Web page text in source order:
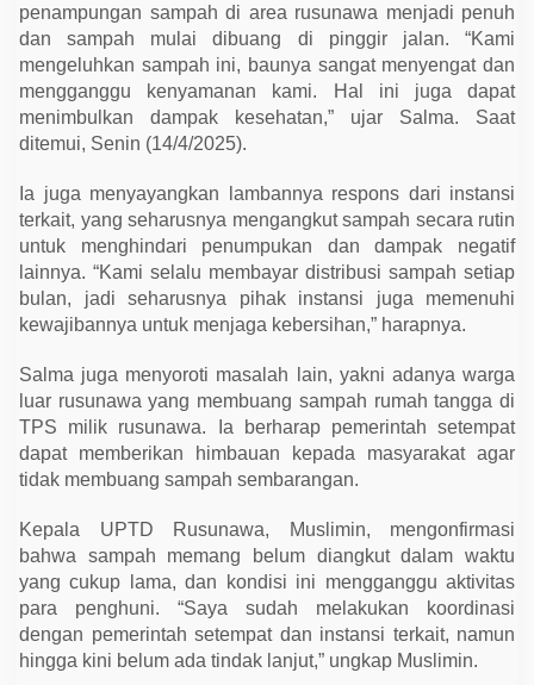
r
j
a
n
i
A
k
a
S
g
a
A
g
u
t
penampungan sampah di area rusunawa menjadi penuh
dan sampah mulai dibuang di pinggir jalan. “Kami
mengeluhkan sampah ini, baunya sangat menyengat dan
mengganggu kenyamanan kami. Hal ini juga dapat
menimbulkan dampak kesehatan,” ujar Salma. Saat
ditemui, Senin (14/4/2025).
Ia juga menyayangkan lambannya respons dari instansi
terkait, yang seharusnya mengangkut sampah secara rutin
untuk menghindari penumpukan dan dampak negatif
lainnya. “Kami selalu membayar distribusi sampah setiap
bulan, jadi seharusnya pihak instansi juga memenuhi
kewajibannya untuk menjaga kebersihan,” harapnya.
Salma juga menyoroti masalah lain, yakni adanya warga
luar rusunawa yang membuang sampah rumah tangga di
TPS milik rusunawa. Ia berharap pemerintah setempat
dapat memberikan himbauan kepada masyarakat agar
tidak membuang sampah sembarangan.
Kepala UPTD Rusunawa, Muslimin, mengonfirmasi
bahwa sampah memang belum diangkut dalam waktu
yang cukup lama, dan kondisi ini mengganggu aktivitas
para penghuni. “Saya sudah melakukan koordinasi
dengan pemerintah setempat dan instansi terkait, namun
hingga kini belum ada tindak lanjut,” ungkap Muslimin.